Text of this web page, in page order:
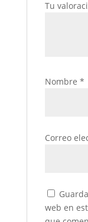
Tu
Nombre *
Correo
web en